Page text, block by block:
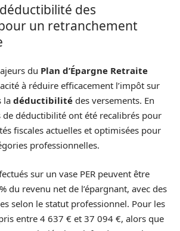
des
un retranchement
du Plan d’Épargne Retraite
à réduire efficacement l’impôt sur
la déductibilité des versements. En
déductibilité ont été recalibrés pour
fiscales actuelles et optimisées pour
professionnelles.
sur un vase PER peuvent être
du revenu net de l’épargnant, avec des
selon le statut professionnel. Pour les
entre 4 637 € et 37 094 €, alors que